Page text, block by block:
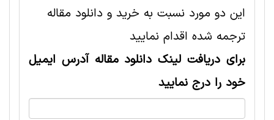
این دو مورد نسبت به خرید و دانلود مقاله
ترجمه شده اقدام نمایید
برای دریافت لینک دانلود مقاله آدرس ایمیل
خود را درج نمایید